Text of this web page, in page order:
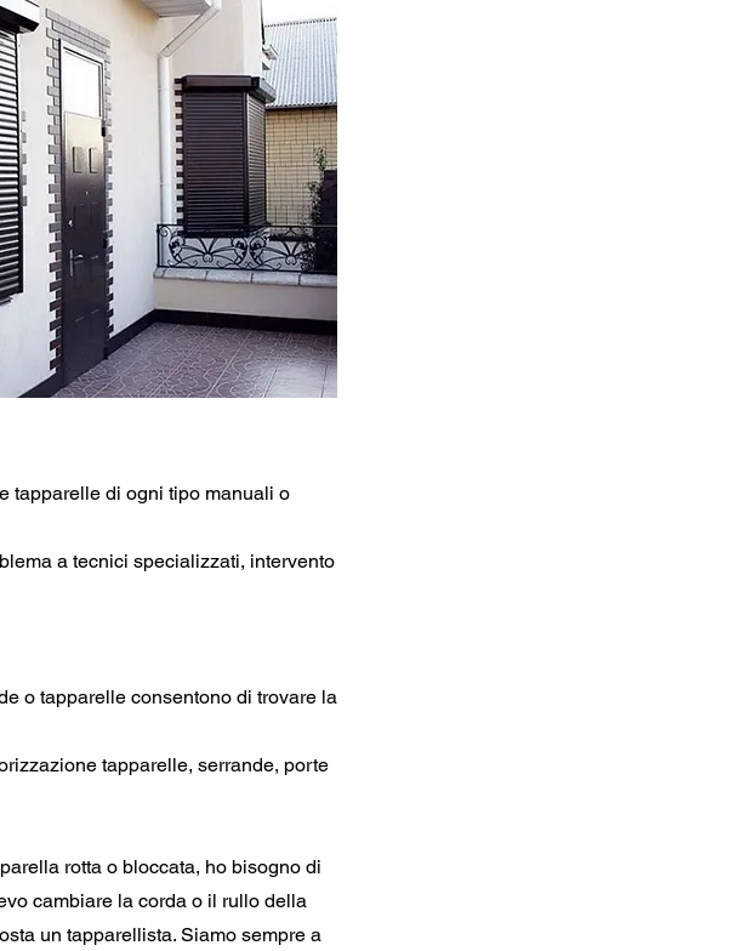
tapparelle di ogni tipo manuali o
a tecnici specializzati, intervento
o tapparelle consentono di trovare la
tapparelle, serrande, porte
rotta o bloccata, ho bisogno di
cambiare la corda o il rullo della
un tapparellista. Siamo sempre a